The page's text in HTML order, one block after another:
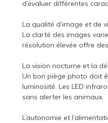
d’évaluer différentes
La qualité d’image et de
La clarté des images
résolution élevée offre
La vision nocturne et la
Un bon piège photo doit
luminosité. Les LED
sans alerter les animaux.
L’autonomie et